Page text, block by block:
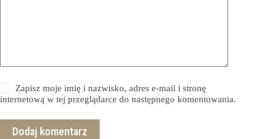
Zapisz moje imię i nazwisko, adres e-mail i stronę
internetową w tej przeglądarce do następnego komentowania.
Dodaj komentarz